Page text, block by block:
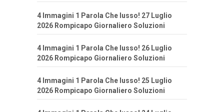
4 Immagini 1 Parola Che lusso! 27 Luglio
2026 Rompicapo Giornaliero Soluzioni
4 Immagini 1 Parola Che lusso! 26 Luglio
2026 Rompicapo Giornaliero Soluzioni
4 Immagini 1 Parola Che lusso! 25 Luglio
2026 Rompicapo Giornaliero Soluzioni